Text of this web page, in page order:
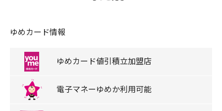
ゆめカード情報
ゆめカード値引積立加盟店
電子マネー ゆめか利用可能